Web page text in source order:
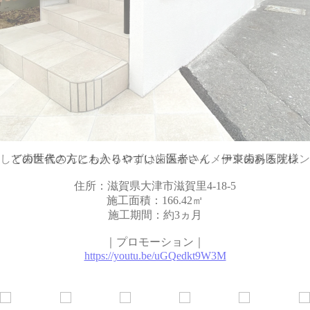
て歯医者さんとわかるロゴは、温かいイメージのあるオレ